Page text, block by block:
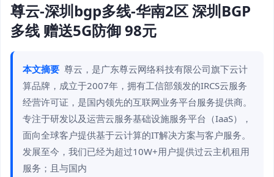
尊云-深圳bgp多线-华南2区 深圳BGP
多线 赠送5G防御 98元
本文摘要 尊云，是广东尊云网络科技有限公司旗下云计
算品牌，成立于2007年，拥有工信部颁发的IRCS云服务
经营许可证，是国内领先的互联网业务平台服务提供商。
专注于研发以及运营云服务基础设施服务平台（IaaS），
面向全球客户提供基于云计算的IT解决方案与客户服务。
发展至今，我们已经为超过10W+用户提供过云主机租用
服务；且与国内